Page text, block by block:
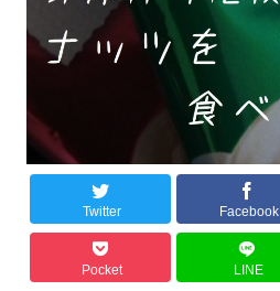
Twitter Facebook
Pocket LINE